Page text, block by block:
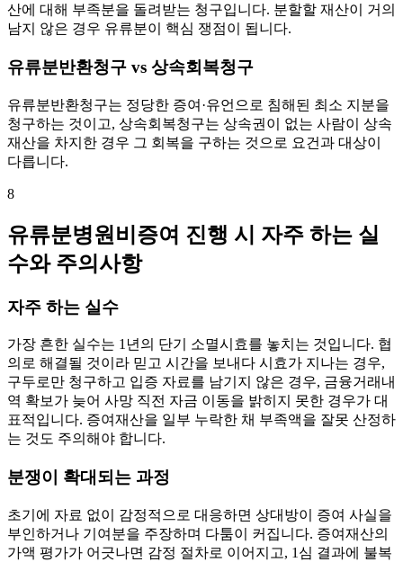
산에 대해 부족분을 돌려받는 청구입니다. 분할할 재산이 거의
남지 않은 경우 유류분이 핵심 쟁점이 됩니다.
유류분반환청구 vs 상속회복청구
유류분반환청구는 정당한 증여·유언으로 침해된 최소 지분을
청구하는 것이고, 상속회복청구는 상속권이 없는 사람이 상속
재산을 차지한 경우 그 회복을 구하는 것으로 요건과 대상이
다릅니다.
8
유류분병원비증여 진행 시 자주 하는 실
수와 주의사항
자주 하는 실수
가장 흔한 실수는 1년의 단기 소멸시효를 놓치는 것입니다. 협
의로 해결될 것이라 믿고 시간을 보내다 시효가 지나는 경우,
구두로만 청구하고 입증 자료를 남기지 않은 경우, 금융거래내
역 확보가 늦어 사망 직전 자금 이동을 밝히지 못한 경우가 대
표적입니다. 증여재산을 일부 누락한 채 부족액을 잘못 산정하
는 것도 주의해야 합니다.
분쟁이 확대되는 과정
초기에 자료 없이 감정적으로 대응하면 상대방이 증여 사실을
부인하거나 기여분을 주장하며 다툼이 커집니다. 증여재산의
가액 평가가 어긋나면 감정 절차로 이어지고, 1심 결과에 불복